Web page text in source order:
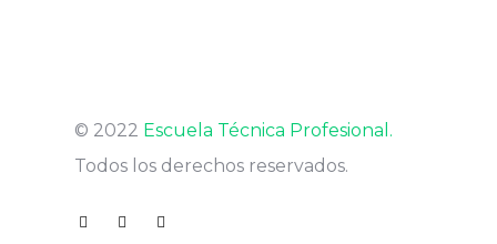
© 2022 Escuela Técnica Profesional.
Todos los derechos reservados.